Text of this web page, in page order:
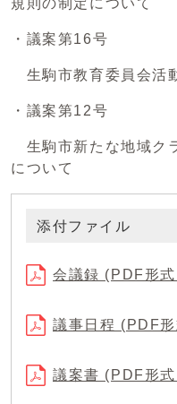
規則の制定について
・議案第16号
生駒市教育委員会活
・議案第12号
生駒市新たな地域ク
について
添付ファイル
会議録 (PDF形
議事日程 (PDF
議案書 (PDF形